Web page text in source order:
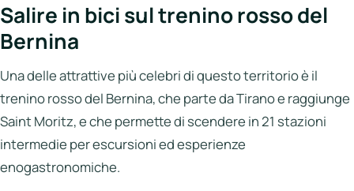
Salire in bici sul trenino rosso del
Bernina
Una delle attrattive più celebri di questo territorio è il
trenino rosso del Bernina, che parte da Tirano e raggiunge
Saint Moritz, e che permette di scendere in 21 stazioni
intermedie per escursioni ed esperienze
enogastronomiche.